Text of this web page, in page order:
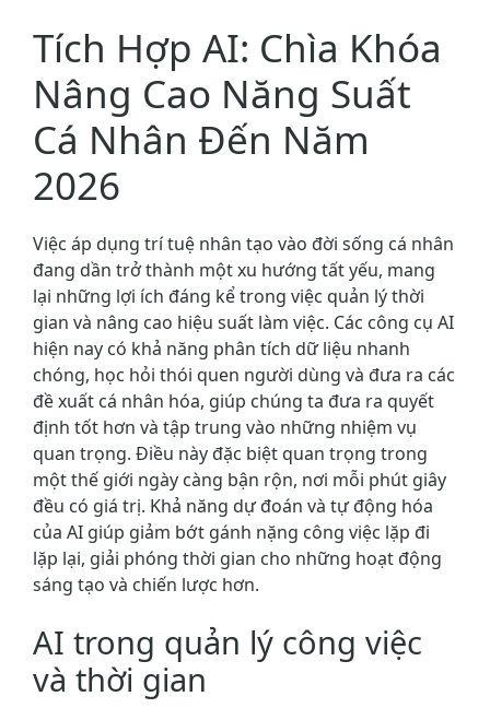
Tích Hợp AI: Chìa Khóa
Nâng Cao Năng Suất
Cá Nhân Đến Năm
2026
Việc áp dụng trí tuệ nhân tạo vào đời sống cá nhân
đang dần trở thành một xu hướng tất yếu, mang
lại những lợi ích đáng kể trong việc quản lý thời
gian và nâng cao hiệu suất làm việc. Các công cụ AI
hiện nay có khả năng phân tích dữ liệu nhanh
chóng, học hỏi thói quen người dùng và đưa ra các
đề xuất cá nhân hóa, giúp chúng ta đưa ra quyết
định tốt hơn và tập trung vào những nhiệm vụ
quan trọng. Điều này đặc biệt quan trọng trong
một thế giới ngày càng bận rộn, nơi mỗi phút giây
đều có giá trị. Khả năng dự đoán và tự động hóa
của AI giúp giảm bớt gánh nặng công việc lặp đi
lặp lại, giải phóng thời gian cho những hoạt động
sáng tạo và chiến lược hơn.
AI trong quản lý công việc
và thời gian